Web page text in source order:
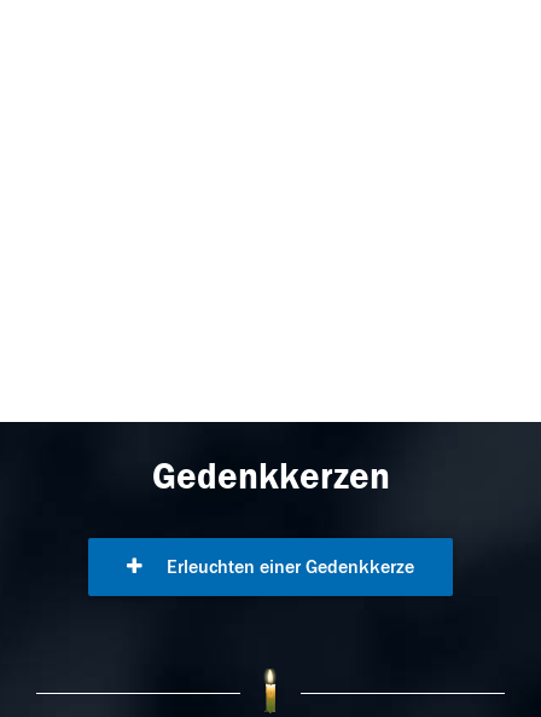
Gedenkkerzen
Erleuchten einer Gedenkkerze